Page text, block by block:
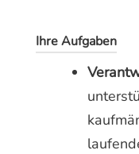
Ihre Aufgaben